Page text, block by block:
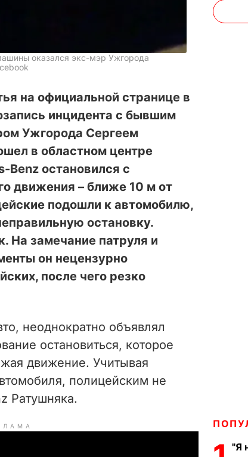
оказался экс-мэр Ужгорода
на официальной странице в
инцидента с бывшим
Ужгорода Сергеем
в областном центре
Benz остановился с
движения – ближе 10 м от
подошли к автомобилю,
остановку.
На замечание патруля и
он нецензурно
после чего резко
неоднократно объявлял
остановиться, которое
движение. Учитывая
полицейским не
Ратушняка.
"Я